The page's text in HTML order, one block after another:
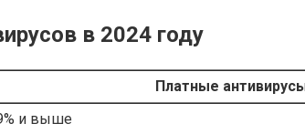
в 2024 году
Платные
и выше